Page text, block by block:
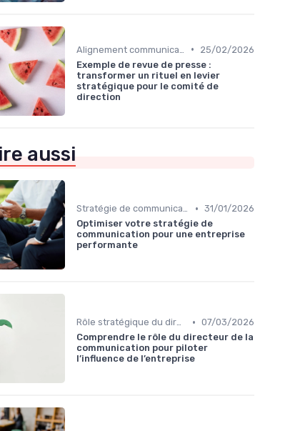
•
25/02/2026
Exemple de revue de presse :
transformer un rituel en levier
stratégique pour le comité de
direction
aussi
Stratégie de communication d’entreprise • 31/01/2026
Optimiser votre stratégie de
communication pour une entreprise
performante
Rôle stratégique du directeur de la communication • 07/03/2026
Comprendre le rôle du directeur de la
communication pour piloter
l’influence de l’entreprise